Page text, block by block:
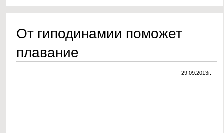
От гиподинамии поможет
плавание
29.09.2013г.